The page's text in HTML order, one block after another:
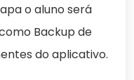
o aluno será
Backup de
do aplicativo.